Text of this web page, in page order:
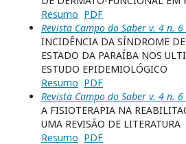
Resumo PDF
Revista Campo do Saber v. 4 n.
INCIDÊNCIA DA SÍNDROME
ESTADO DA PARAÍBA NOS
ESTUDO EPIDEMIOLÓGICO
Resumo PDF
Revista Campo do Saber v. 4 n.
A FISIOTERAPIA NA
UMA REVISÃO DE LITERATURA
Resumo PDF